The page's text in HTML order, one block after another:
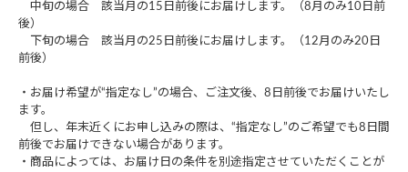
中旬の場合 該当月の15日前後にお届けします。（8月のみ10日前
後）
下旬の場合 該当月の25日前後にお届けします。（12月のみ20日
前後）
・お届け希望が“指定なし”の場合、ご注文後、8日前後でお届けいたし
ます。
但し、年末近くにお申し込みの際は、“指定なし”のご希望でも8日間
前後でお届けできない場合があります。
・商品によっては、お届け日の条件を別途指定させていただくことが